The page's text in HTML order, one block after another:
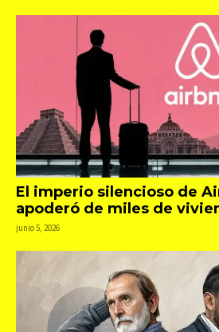
El imperio silencioso de
apoderó de miles de
junio 5, 2026